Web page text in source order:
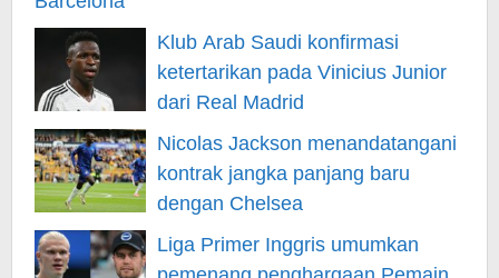
Klub Arab Saudi konfirmasi
ketertarikan pada Vinicius Junior
dari Real Madrid
Nicolas Jackson menandatangani
kontrak jangka panjang baru
dengan Chelsea
Liga Primer Inggris umumkan